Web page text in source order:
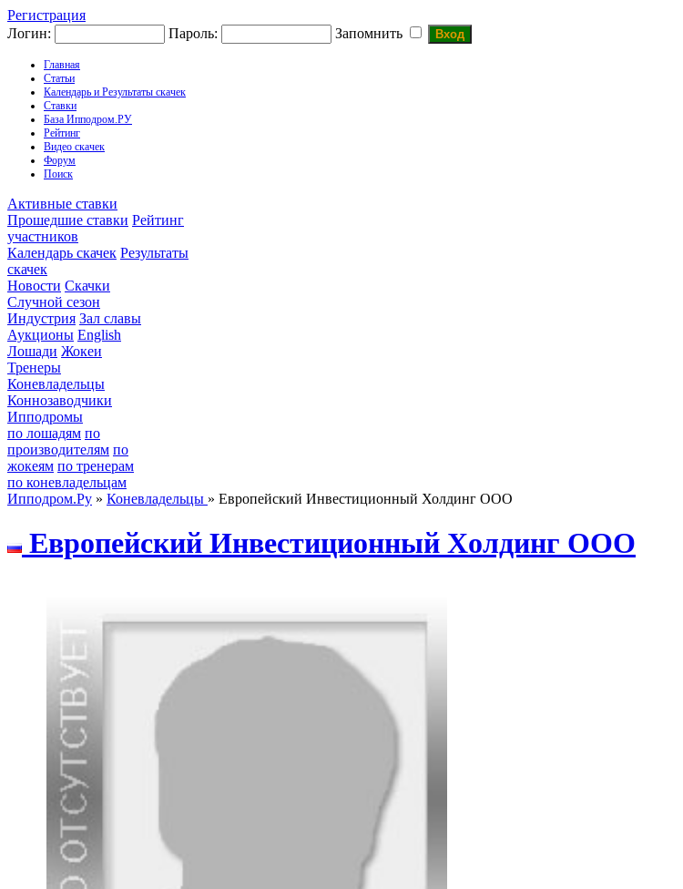
Регистрация
Логин:
Пароль: Запомнить
Главная
Статьи
Календарь и Результаты скачек
Ставки
База Ипподром.РУ
Рейтинг
Видео скачек
Форум
Поиск
Активные ставки
Прошедшие ставки Рейтинг
участников
Календарь скачек Результаты
скачек
Новости Скачки
Случной сезон
Индустрия Зал славы
Аукционы English
Лошади Жокеи
Тренеры
Коневладельцы
Коннозаводчики
Ипподромы
по лошадям по
производителям по
жокеям по тренерам
по коневладельцам
Ипподром.Ру » Коневладельцы » Европейский Инвестиционный Холдинг ООО
Еврoпeйcкий Инвecтициoнный Хoлдинг ООО